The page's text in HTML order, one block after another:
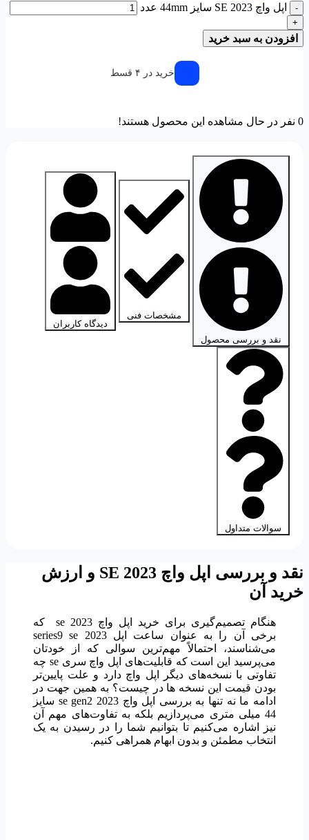
- اپل واچ SE 2023 سایز 44mm عدد
+
افزودن به سبد خرید
خرید در ۴ قسط
0 نفر در حال مشاهده این محصول هستند!
نقد و بررسی محصول
مشخصات فنی
دیدگاه کاربران
سوالات متداول
نقد و بررسی اپل واچ SE 2023 و ارزش
خرید آن
هنگام تصمیم‌گیری برای خرید اپل واچ se 2023 که
برخی آن را به عنوان ساعت اپل series9 se 2023
می‌شناسند، احتمالاً مهم‌ترین سوالی که از خودتان
می‌پرسید این است که قابلیت‌های اپل واچ سری se چه
تفاوتی با نسخه‌های دیگر اپل واچ دارد و علت پایین‌تر
بودن قیمت این نسخه ها در چیست؟ به همین جهت در
ادامه ما نه تنها به بررسی اپل واچ se gen2 2023 سایز
44 میلی متری می‌پردازیم بلکه به تفاوت‌های مهم آن
نیز اشاره می‌کنیم تا بتوانیم شما را در رسیدن به یک
انتخاب مطمئن و بدون ابهام همراهی کنیم.